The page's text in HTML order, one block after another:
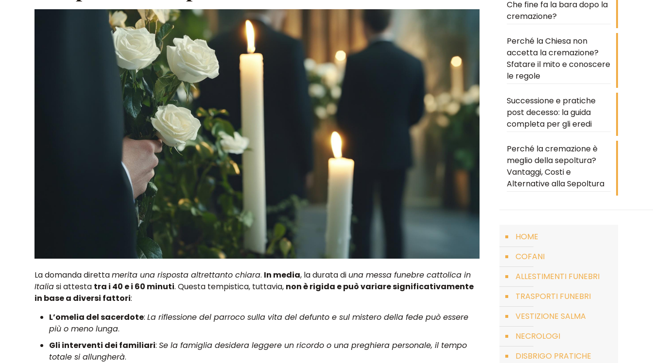
La domanda direttamerita una risposta altrettanto chiara. In media, la durata di una messa funebre cattolica in
Italiasi attesta tra i 40 e i 60 minuti. Questa tempistica, tuttavia, non è rigida e può variare significativamente
in base a diversi fattori:
L’omelia del sacerdote:La riflessione del parroco sulla vita del defunto e sul mistero della fede può essere
più o meno lunga.
Gli interventi dei familiari:Se la famiglia desidera leggere un ricordo o una preghiera personale, il tempo
totale si allungherà.
Che fine fa la bara dopo la
cremazione?
Perché la Chiesa non
accetta la cremazione?
Sfatare il mito e conoscere
le regole
Successione e pratiche
post decesso: la guida
completa per gli eredi
Perché la cremazione è
meglio della sepoltura?
Vantaggi, Costi e
Alternative alla Sepoltura
HOME
COFANI
ALLESTIMENTI FUNEBRI
TRASPORTI FUNEBRI
VESTIZIONE SALMA
NECROLOGI
DISBRIGO PRATICHE